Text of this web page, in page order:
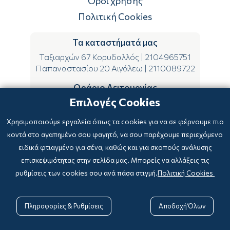
Πολιτική Cookies
Τα καταστήματά μας
Ταξιαρχών 67 Κορυδαλλός
2104965751
Παπαναστασίου 20 Αιγάλεω
2110089722
Ωράριο Λειτουργίας
ΔΕ-ΤΕ-ΣΑ 09:00-15:00
Επιλογές Cookies
Χρησιμοποιούμε εργαλεία όπως τα cookies για να σε φέρνουμε πιο
κοντά στο αγαπημένο σου φαγητό, να σου παρέχουμε περιεχόμενο
ειδικά φτιαγμένο για σένα, καθώς και για σκοπούς ανάλυσης
επισκεψιμότητας στην σελίδα μας. Μπορείς να αλλάξεις τις
ρυθμίσεις των cookies σου ανά πάσα στιγμή.Πολιτική Cookies
Πληροφορίες & Ρυθμίσεις Αποδοχή Όλων